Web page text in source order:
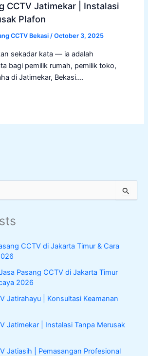
CCTV Jatimekar | Instalasi
Plafon
CCTV Bekasi /October 3, 2025
sekadar kata — ia adalah
bagi pemilik rumah, pemilik toko,
di Jatimekar, Bekasi.…
CCTV di Jakarta Timur & Cara
Pasang CCTV di Jakarta Timur
2026
Jatirahayu | Konsultasi Keamanan
Jatimekar | Instalasi Tanpa Merusak
Jatiasih | Pemasangan Profesional